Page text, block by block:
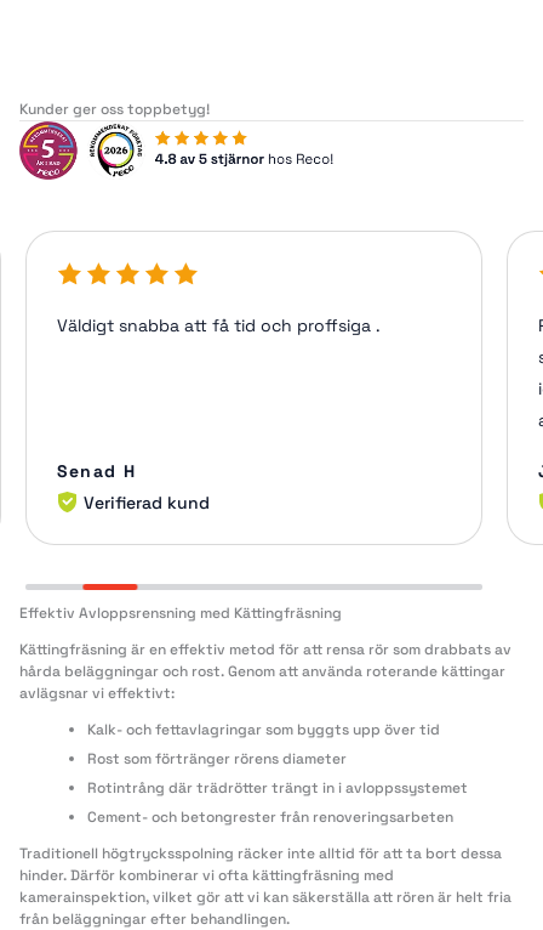
Kunder ger oss toppbetyg!
Väldigt snabba att få tid och proffsiga .
Senad H
Verifierad kund
Effektiv Avloppsrensning med Kättingfräsning
Kättingfräsning är en effektiv metod för att rensa rör som drabbats av
hårda beläggningar och rost. Genom att använda roterande kättingar
avlägsnar vi effektivt:
Kalk- och fettavlagringar som byggts upp över tid
Rost som förtränger rörens diameter
Rotintrång där trädrötter trängt in i avloppssystemet
Cement- och betongrester från renoveringsarbeten
Traditionell högtrycksspolning räcker inte alltid för att ta bort dessa
hinder. Därför kombinerar vi ofta kättingfräsning med
kamerainspektion, vilket gör att vi kan säkerställa att rören är helt fria
från beläggningar efter behandlingen.